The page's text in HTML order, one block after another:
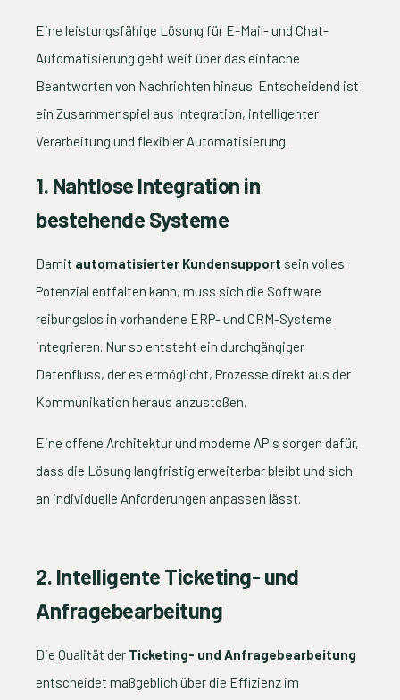
Eine leistungsfähige Lösung für E-Mail- und Chat-
Automatisierung geht weit über das einfache
Beantworten von Nachrichten hinaus. Entscheidend ist
ein Zusammenspiel aus Integration, intelligenter
Verarbeitung und flexibler Automatisierung.
1. Nahtlose Integration in
bestehende Systeme
Damit automatisierter Kundensupport sein volles
Potenzial entfalten kann, muss sich die Software
reibungslos in vorhandene ERP- und CRM-Systeme
integrieren. Nur so entsteht ein durchgängiger
Datenfluss, der es ermöglicht, Prozesse direkt aus der
Kommunikation heraus anzustoßen.
Eine offene Architektur und moderne APIs sorgen dafür,
dass die Lösung langfristig erweiterbar bleibt und sich
an individuelle Anforderungen anpassen lässt.
2. Intelligente Ticketing- und
Anfragebearbeitung
Die Qualität der Ticketing- und Anfragebearbeitung
entscheidet maßgeblich über die Effizienz im